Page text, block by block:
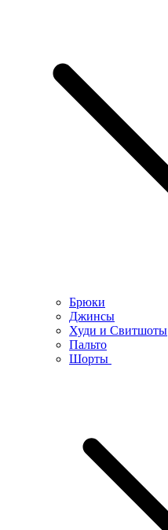
Брюки
Джинсы
Худи и Свитшоты
Пальто
Шорты